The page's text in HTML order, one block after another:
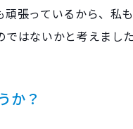
頑張っているから、
はないかと考えました
か？